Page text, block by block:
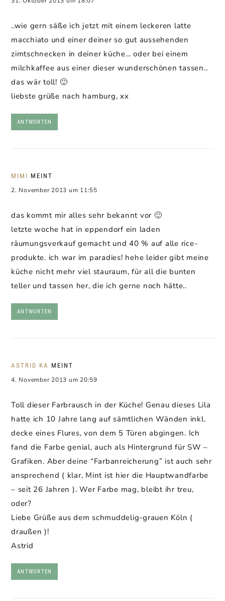
..wie gern säße ich jetzt mit einem leckeren latte
macchiato und einer deiner so gut aussehenden
zimtschnecken in deiner küche… oder bei einem
milchkaffee aus einer dieser wunderschönen tassen..
das wär toll! 🙂
liebste grüße nach hamburg, xx
ANTWORTEN
MIMI MEINT
2. November 2013 um 11:55
das kommt mir alles sehr bekannt vor 🙂
letzte woche hat in eppendorf ein laden
räumungsverkauf gemacht und 40 % auf alle rice-
produkte. ich war im paradies! hehe leider gibt meine
küche nicht mehr viel stauraum, für all die bunten
teller und tassen her, die ich gerne noch hätte..
ANTWORTEN
ASTRID KA MEINT
4. November 2013 um 20:59
Toll dieser Farbrausch in der Küche! Genau dieses Lila
hatte ich 10 Jahre lang auf sämtlichen Wänden inkl.
decke eines Flures, von dem 5 Türen abgingen. Ich
fand die Farbe genial, auch als Hintergrund für SW –
Grafiken. Aber deine “Farbanreicherung” ist auch sehr
ansprechend ( klar, Mint ist hier die Hauptwandfarbe
– seit 26 Jahren ). Wer Farbe mag, bleibt ihr treu,
oder?
Liebe Grüße aus dem schmuddelig-grauen Köln (
draußen )!
Astrid
ANTWORTEN